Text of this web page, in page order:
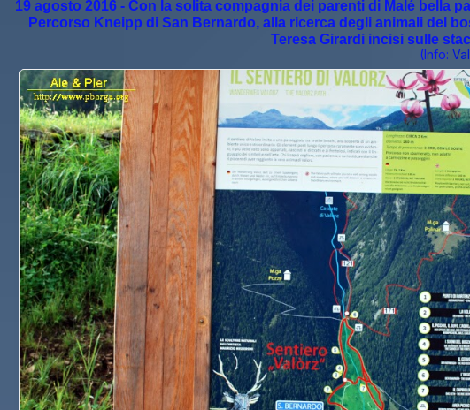
19 agosto 2016 - Con la solita compagnia dei parenti di Malé bella
Percorso Kneipp di San Bernardo, alla ricerca degli animali del
Teresa Girardi incisi sulle
(Info: